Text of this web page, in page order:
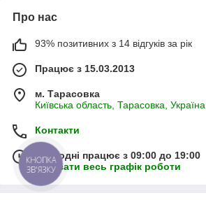
Про нас
93% позитивних з 14 відгуків за рік
Працює з 15.03.2013
м. Тарасовка
Київська область, Тарасовка, Україна
Контакти
Сьогодні працює з 09:00 до 19:00
Показати весь графік роботи
КНОПКА
ЗВ'ЯЗКУ